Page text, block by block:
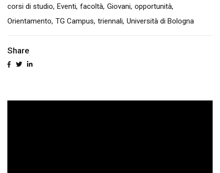
corsi di studio Eventi facoltà Giovani opportunità
Orientamento TG Campus triennali Università di Bologna
Share